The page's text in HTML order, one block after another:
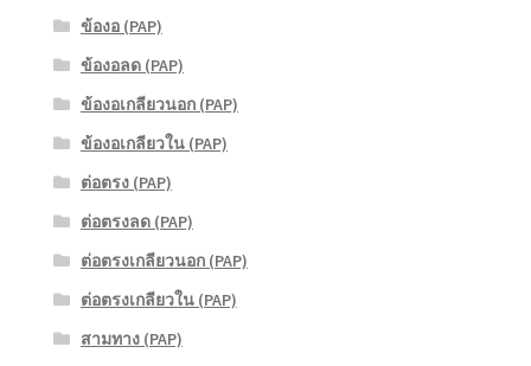
ข้องอ (PAP)
ข้องอลด (PAP)
ข้องอเกลียวนอก (PAP)
ข้องอเกลียวใน (PAP)
ต่อตรง (PAP)
ต่อตรงลด (PAP)
ต่อตรงเกลียวนอก (PAP)
ต่อตรงเกลียวใน (PAP)
สามทาง (PAP)